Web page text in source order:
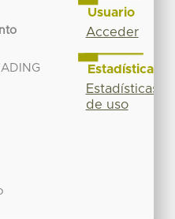
Usuario
Acceder
Estadísticas
Estadísticas
de uso